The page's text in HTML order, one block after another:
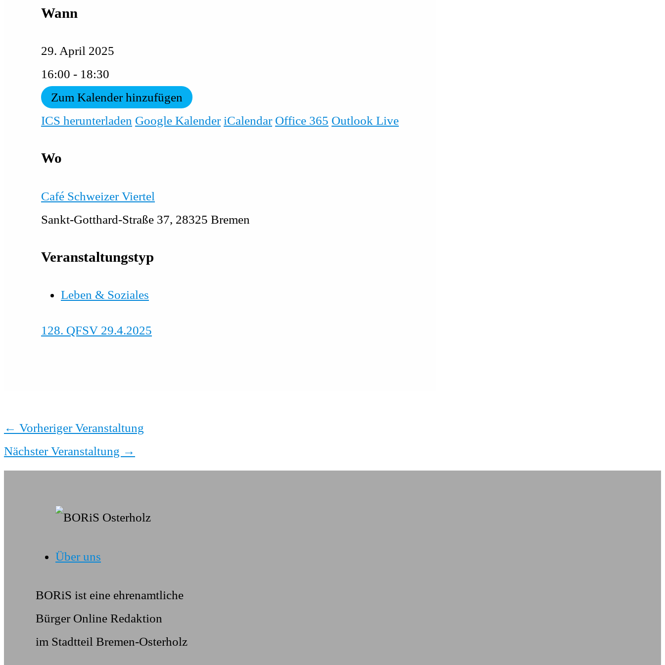
Wann
29. April 2025
16:00 - 18:30
Zum Kalender hinzufügen
ICS herunterladen Google Kalender iCalendar Office 365 Outlook Live
Wo
Café Schweizer Viertel
Sankt-Gotthard-Straße 37, 28325 Bremen
Veranstaltungstyp
Leben & Soziales
128. QFSV 29.4.2025
← Vorheriger Veranstaltung
Nächster Veranstaltung →
Über uns
BORiS ist eine ehrenamtliche
Bürger Online Redaktion
im Stadtteil Bremen-Osterholz